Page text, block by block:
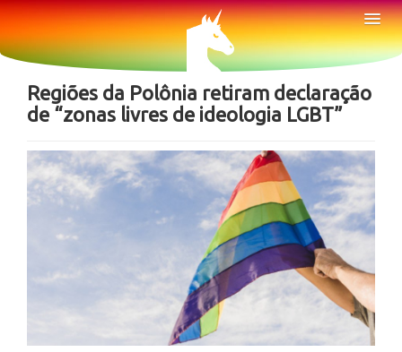
Sobre
Notícias
Regiões da Polônia retiram declaração
de “zonas livres de ideologia LGBT”